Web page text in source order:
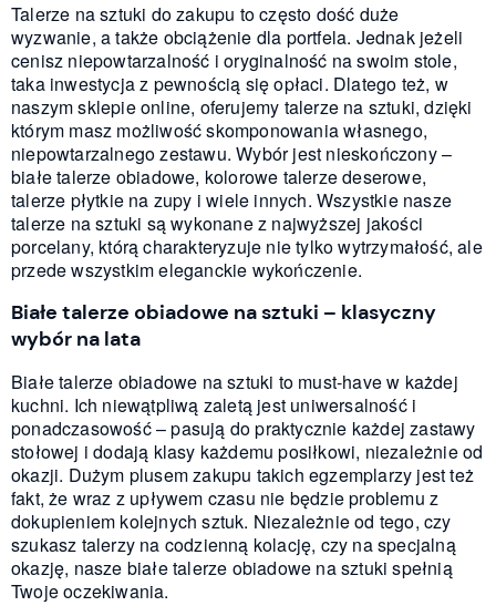
Talerze na sztuki do zakupu to często dość duże
wyzwanie, a także obciążenie dla portfela. Jednak jeżeli
cenisz niepowtarzalność i oryginalność na swoim stole,
taka inwestycja z pewnością się opłaci. Dlatego też, w
naszym sklepie online, oferujemy talerze na sztuki, dzięki
którym masz możliwość skomponowania własnego,
niepowtarzalnego zestawu. Wybór jest nieskończony –
białe talerze obiadowe, kolorowe talerze deserowe,
talerze płytkie na zupy i wiele innych. Wszystkie nasze
talerze na sztuki są wykonane z najwyższej jakości
porcelany, którą charakteryzuje nie tylko wytrzymałość, ale
przede wszystkim eleganckie wykończenie.
Białe talerze obiadowe na sztuki – klasyczny
wybór na lata
Białe talerze obiadowe na sztuki to must-have w każdej
kuchni. Ich niewątpliwą zaletą jest uniwersalność i
ponadczasowość – pasują do praktycznie każdej zastawy
stołowej i dodają klasy każdemu posiłkowi, niezależnie od
okazji. Dużym plusem zakupu takich egzemplarzy jest też
fakt, że wraz z upływem czasu nie będzie problemu z
dokupieniem kolejnych sztuk. Niezależnie od tego, czy
szukasz talerzy na codzienną kolację, czy na specjalną
okazję, nasze białe talerze obiadowe na sztuki spełnią
Twoje oczekiwania.